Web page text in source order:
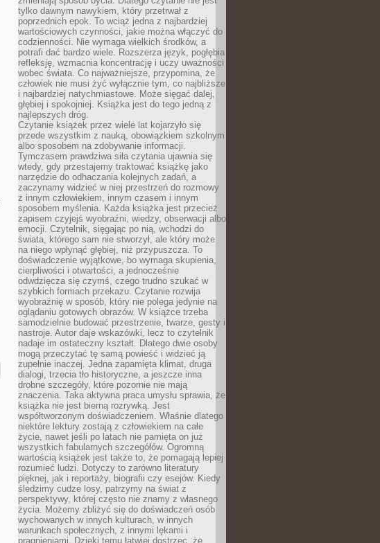
tylko dawnym nawykiem, który przetrwał z
poprzednich epok. To wciąż jedna z najbardziej
wartościowych czynności, jakie można włączyć do
codzienności. Nie wymaga wielkich środków, a
potrafi dać bardzo wiele. Rozszerza język, pogłębia
refleksję, wzmacnia koncentrację i uczy uważności
wobec świata. Co najważniejsze, przypomina, że
człowiek nie musi żyć wyłącznie tym, co najbliższe
i najbardziej natychmiastowe. Może sięgać dalej,
głębiej i spokojniej. Książka jest do tego jedną z
najlepszych dróg.
Czytanie książek przez wiele lat kojarzyło się
przede wszystkim z nauką, obowiązkiem szkolnym
albo sposobem na zdobywanie informacji.
Tymczasem prawdziwa siła czytania ujawnia się
wtedy, gdy przestajemy traktować książkę jako
narzędzie do odhaczania kolejnych zadań, a
zaczynamy widzieć w niej przestrzeń do rozmowy
z innym człowiekiem, innym czasem i innym
sposobem myślenia. Każda książka jest przecież
zapisem czyjejś wyobraźni, wiedzy, obserwacji albo
emocji. Czytelnik, sięgając po nią, wchodzi do
świata, którego sam nie stworzył, ale który może
na niego wpłynąć głębiej, niż przypuszcza. To
doświadczenie wyjątkowe, bo wymaga skupienia,
cierpliwości i otwartości, a jednocześnie
odwdzięcza się czymś, czego trudno szukać w
szybkich formach przekazu. Czytanie rozwija
wyobraźnię w sposób, który nie polega jedynie na
oglądaniu gotowych obrazów. W książce trzeba
samodzielnie budować przestrzenie, twarze, gesty i
nastroje. Autor daje wskazówki, lecz to czytelnik
nadaje im ostateczny kształt. Dlatego dwie osoby
mogą przeczytać tę samą powieść i widzieć ją
zupełnie inaczej. Jedna zapamięta klimat, druga
dialogi, trzecia tło historyczne, a jeszcze inna
drobne szczegóły, które pozornie nie mają
znaczenia. Taka aktywna praca umysłu sprawia, że
książka nie jest bierną rozrywką. Jest
współtworzonym doświadczeniem. Właśnie dlatego
niektóre lektury zostają z człowiekiem na całe
życie, nawet jeśli po latach nie pamięta on już
wszystkich fabularnych szczegółów. Ogromną
wartością książek jest także to, że pomagają lepiej
rozumieć ludzi. Dotyczy to zarówno literatury
pięknej, jak i reportaży, biografii czy esejów. Kiedy
śledzimy cudze losy, patrzymy na świat z
perspektywy, której często nie znamy z własnego
życia. Możemy zbliżyć się do doświadczeń osób
wychowanych w innych kulturach, w innych
warunkach społecznych, z innymi lękami i
pragnieniami. Dzięki temu łatwiej dostrzec, że